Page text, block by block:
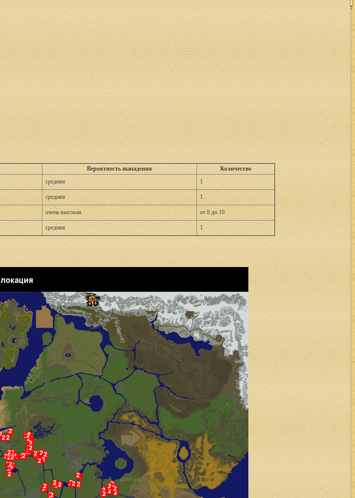
Вероятность выпадения Количество
средняя 1
средняя 1
очень высокая от 8 до 10
средняя 1